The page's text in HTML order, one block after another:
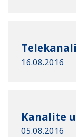
16.08.2016
Kanalite
05.08.2016